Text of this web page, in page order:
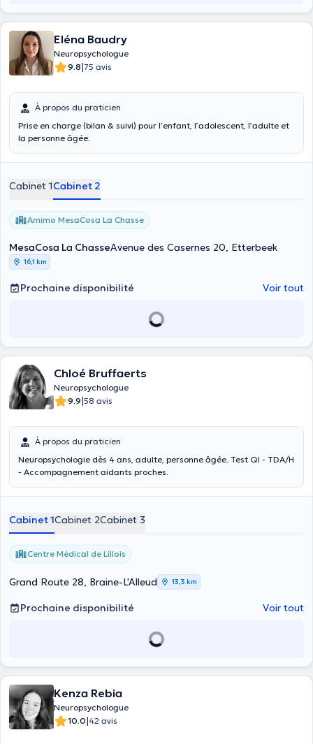
Eléna Baudry
Neuropsychologue
9.8|75 avis
À propos du praticien
Prise en charge (bilan & suivi) pour l’enfant, l’adolescent, l’adulte et
la personne âgée.
Cabinet 1Cabinet 2
Amimo MesaCosa La Chasse
MesaCosa La ChasseAvenue des Casernes 20, Etterbeek
16,1 km
Prochaine disponibilité Voir tout
Chloé Bruffaerts
Neuropsychologue
9.9|58 avis
À propos du praticien
Neuropsychologie dès 4 ans, adulte, personne âgée. Test QI - TDA/H
- Accompagnement aidants proches.
Cabinet 1Cabinet 2Cabinet 3
Centre Médical de Lillois
Grand Route 28, Braine-L'Alleud 13,3 km
Prochaine disponibilité Voir tout
Kenza Rebia
Neuropsychologue
10.0|42 avis